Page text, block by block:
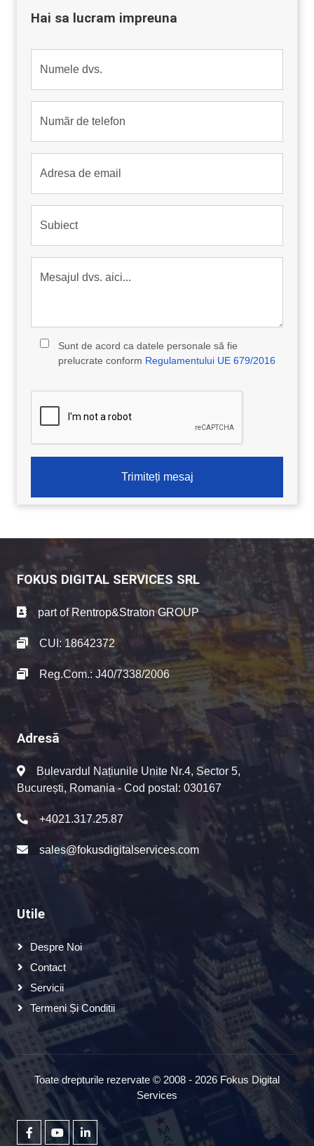
Hai sa lucram impreuna
Numele dvs.
Număr de telefon
Adresa de email
Subiect
Mesajul dvs. aici...
Sunt de acord ca datele personale să fie
prelucrate conform Regulamentului UE 679/2016
Trimiteți mesaj
FOKUS DIGITAL SERVICES SRL
part ofRentrop&Straton GROUP
CUI: 18642372
Reg.Com.: J40/7338/2006
Adresă
Bulevardul Națiunile Unite Nr.4, Sector 5,
București, Romania - Cod postal: 030167
+4021.317.25.87
sales@fokusdigitalservices.com
Utile
Despre Noi
Contact
Servicii
Termeni Și Conditii
Toate drepturile rezervate © 2008 - 2026 Fokus Digital
Services